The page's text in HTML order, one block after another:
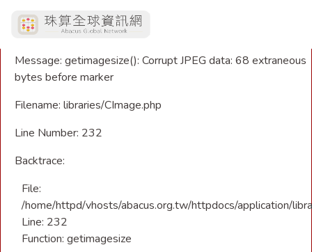
A PHP Error was encountered
Severity: Warning
Message: getimagesize(): Corrupt JPEG data: 68 extraneous
bytes before marker
Filename: libraries/CImage.php
Line Number: 232
Backtrace:
File:
/home/httpd/vhosts/abacus.org.tw/httpdocs/application/
Line: 232
Function: getimagesize